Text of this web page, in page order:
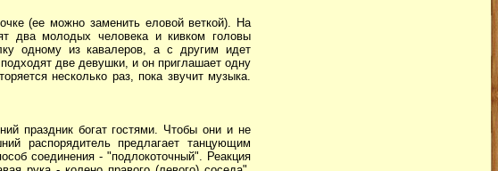
(ее можно заменить еловой веткой). На
два молодых человека и кивком головы
одному из кавалеров, а с другим идет
две девушки, и он приглашает одну
несколько раз, пока звучит музыка.
праздник богат гостями. Чтобы они и не
распорядитель предлагает танцующим
соединения - "подлокоточный". Реакция